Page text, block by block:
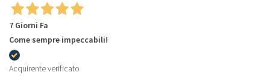
7 Giorni Fa
Come sempre impeccabili!
Acquirente verificato